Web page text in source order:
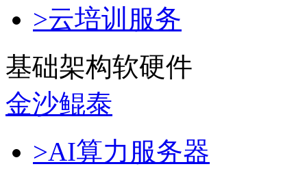
>云培训服务
基础架构软硬件
金沙鲲泰
>AI算力服务器